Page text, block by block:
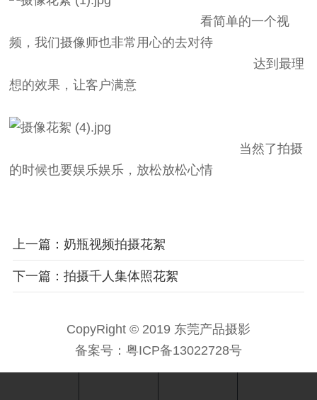
看简单的一个视
频，我们摄像师也非常用心的去对待
达到最理
想的效果，让客户满意
当然了拍摄
的时候也要娱乐娱乐，放松放松心情
上一篇：奶瓶视频拍摄花絮
下一篇：拍摄千人集体照花絮
CopyRight © 2019 东莞产品摄影
备案号： 粤ICP备13022728号